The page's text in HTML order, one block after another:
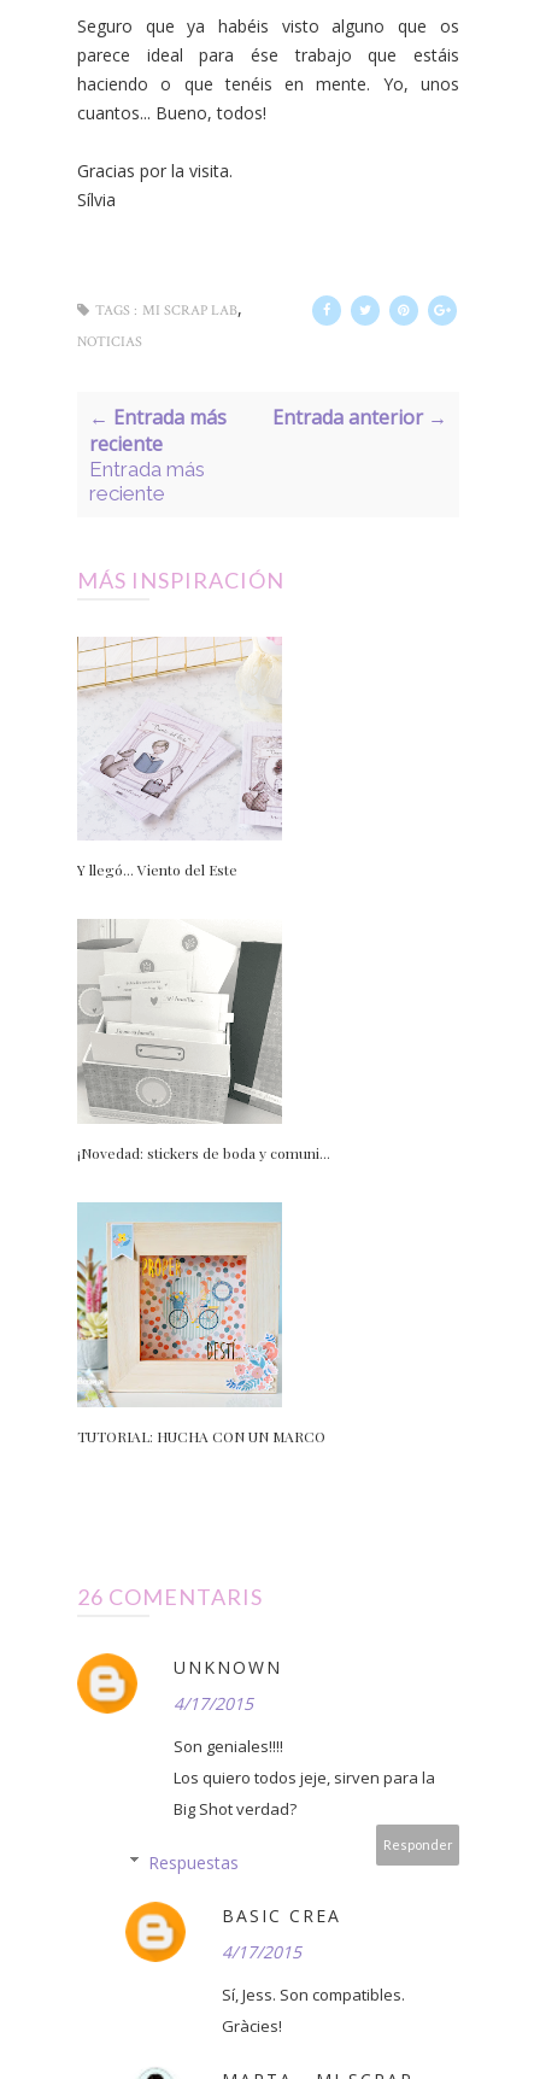
Seguro que ya habéis visto alguno que os
parece ideal para ése trabajo que estáis
haciendo o que tenéis en mente. Yo, unos
cuantos... Bueno, todos!
Gracias por la visita.
Sílvia
TAGS : MI SCRAP LAB,
NOTICIAS
← Entrada más
reciente
Entrada más
reciente
Entrada anterior →
MÁS INSPIRACIÓN
Y llegó... Viento del Este
¡Novedad: stickers de boda y comuni...
TUTORIAL: HUCHA CON UN MARCO
26 COMENTARIS
UNKNOWN
4/17/2015
Son geniales!!!!
Los quiero todos jeje, sirven para la
Big Shot verdad?
Responder
Respuestas
BASIC CREA
4/17/2015
Sí, Jess. Son compatibles.
Gràcies!